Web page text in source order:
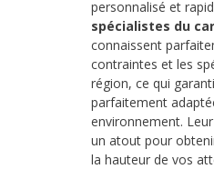
personnalisé et
spécialistes du
connaissent
contraintes et les
région, ce qui
parfaitement
environnement.
un atout pour
la hauteur de vos